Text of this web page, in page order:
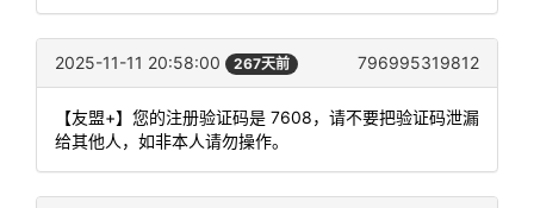
2025-11-11 20:58:00 267天前 796995319812
【友盟+】您的注册验证码是 7608，请不要把验证码泄漏
给其他人，如非本人请勿操作。